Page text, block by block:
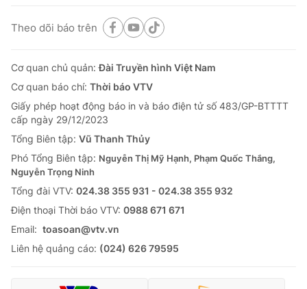
Theo dõi báo trên
Cơ quan chủ quản:Đài Truyền hình Việt Nam
Cơ quan báo chí: Thời báo VTV
Giấy phép hoạt động báo in và báo điện tử số 483/GP-BTTTT
cấp ngày 29/12/2023
Tổng Biên tập: Vũ Thanh Thủy
Phó Tổng Biên tập: Nguyễn Thị Mỹ Hạnh, Phạm Quốc Thắng,
Nguyễn Trọng Ninh
Tổng đài VTV: 024.38 355 931 - 024.38 355 932
Ðiện thoại Thời báo VTV: 0988 671 671
Email: toasoan@vtv.vn
Liên hệ quảng cáo: (024) 626 79595